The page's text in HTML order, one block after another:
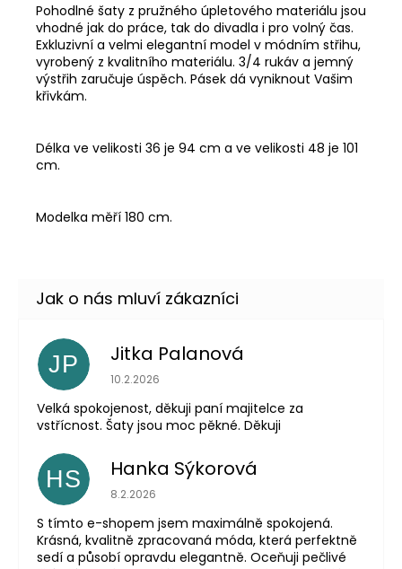
Pohodlné šaty z pružného úpletového materiálu jsou
vhodné jak do práce, tak do divadla i pro volný čas.
Exkluzivní a velmi elegantní model v módním střihu,
vyrobený z kvalitního materiálu. 3/4 rukáv a jemný
výstřih zaručuje úspěch. Pásek dá vyniknout Vašim
křivkám.
Délka ve velikosti 36 je 94 cm a ve velikosti 48 je 101
cm.
Modelka měří 180 cm.
JP Jitka Palanová
Hodnocení obchodu je 5 z 5 hvězdiček.
10.2.2026
Velká spokojenost, děkuji paní majitelce za
vstřícnost. Šaty jsou moc pěkné. Děkuji
HS Hanka Sýkorová
Hodnocení obchodu je 5 z 5 hvězdiček.
8.2.2026
S tímto e-shopem jsem maximálně spokojená.
Krásná, kvalitně zpracovaná móda, která perfektně
sedí a působí opravdu elegantně. Oceňuji pečlivé